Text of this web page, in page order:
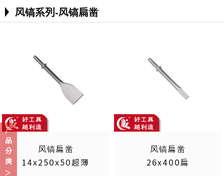
产
品
分
类
风镐系列-风镐扁凿
风镐扁凿
14x250x50超薄
风镐扁凿
26x400扁